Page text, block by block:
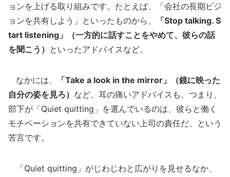
ョンを上げる取り組みです。たとえば、「会社の長期ビジ
ョンを共有しよう」といったものから、
「Stop talking. S
tart listening」（一方的に話すことをやめて、彼らの話
を聞こう） といったアドバイスなど。
なかには、
「Take a look in the mirror」（鏡に映った
自分の姿を見ろ） など、耳の痛いアドバイスも。つまり、
部下が「Quiet quitting」を選んでいるのは、彼らと働く
モチベーションを共有できていない上司の責任だ、という
苦言です。
「Quiet quitting」がじわじわと広がりを見せるなか、